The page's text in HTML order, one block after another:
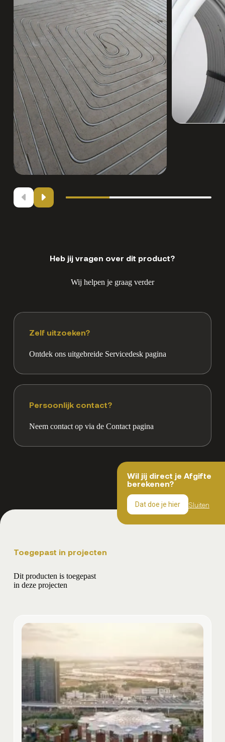
Heb jij vragen over dit product?
Wij helpen je graag verder
Zelf uitzoeken?
Ontdek ons uitgebreide Servicedesk pagina
Persoonlijk contact?
Neem contact op via de Contact pagina
Toegepast in projecten
Dit producten is toegepast
in deze projecten
Wil jij direct je Afgifte
berekenen?
Dat doe je hier Sluiten